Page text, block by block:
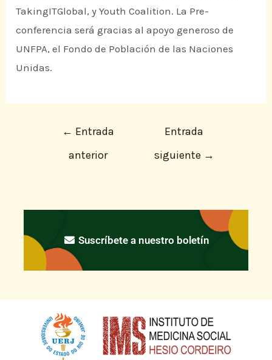
TakingITGlobal, y Youth Coalition. La Pre-
conferencia será gracias al apoyo generoso de
UNFPA, el Fondo de Población de las Naciones
Unidas.
← Entrada
anterior
Entrada
siguiente →
Suscríbete a nuestro boletín